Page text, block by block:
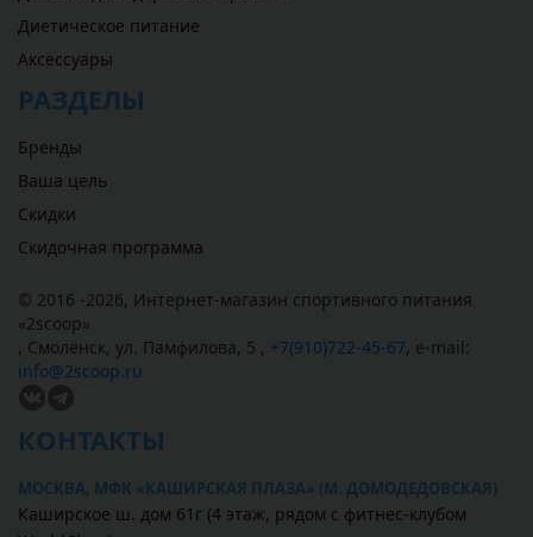
Диетическое питание
Аксессуары
РАЗДЕЛЫ
Бренды
Ваша цель
Скидки
Скидочная программа
© 2016 -2026, Интернет-магазин спортивного питания
«2scoop»
, Смоленск, ул. Памфилова, 5 , +7(910)722-45-67, e-mail:
info@2scoop.ru
КОНТАКТЫ
МОСКВА, МФК «КАШИРСКАЯ ПЛАЗА» (М. ДОМОДЕДОВСКАЯ)
Каширское ш. дом 61г (4 этаж, рядом с фитнес-клубом